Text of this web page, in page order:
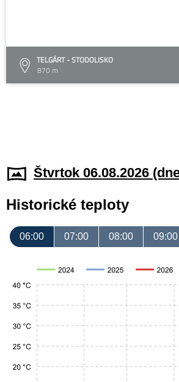
TELGÁRT - STODOLISKO
870 m
Štvrtok 06.08.2026
Historické teploty
06:00 07:00 08:00 09:00